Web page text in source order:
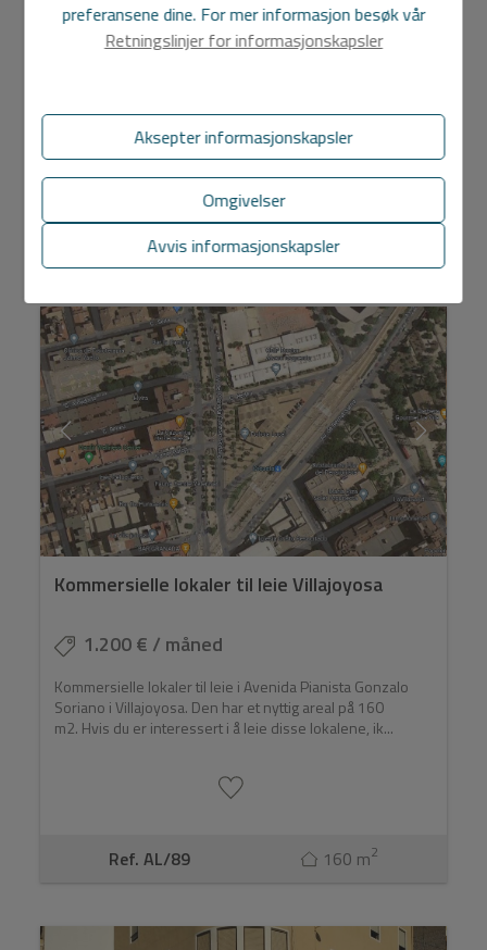
1.500 € / måned
Ref. AL/23 120 m
Kommersielle lokaler til leie Villajoyosa
1.200 € / måned
Kommersielle lokaler til leie i Avenida Pianista Gonzalo
Soriano i Villajoyosa. Den har et nyttig areal på 160
m2. Hvis du er interessert i å leie disse lokalene, ik...
Ref. AL/89 160 m2
preferansene dine. For mer informasjon besøk vår
Retningslinjer for informasjonskapsler
Aksepter informasjonskapsler
Omgivelser
Avvis informasjonskapsler